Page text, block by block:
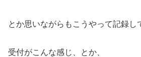
とか思いながらもこうやって記録し
受付がこんな感じ、とか、